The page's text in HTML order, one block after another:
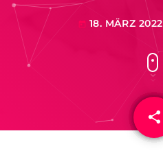
today 18. MÄRZ 2022
share
email